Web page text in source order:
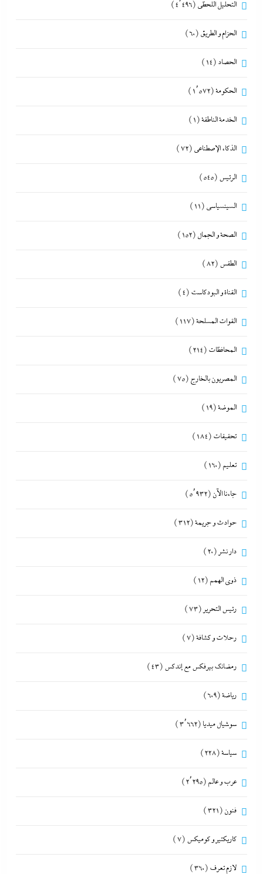
التحليل اللحظي (4٬496)
الحزام و الطريق (60)
الحصاد (14)
الحكومة(1٬572)
الخدمة الناطقة(1)
الذكاء الإصطناعي (72)
الرئيس (545)
السينسياسي (11)
الصحة و الجمال (152)
الطقس (82)
القناة و البودكاست (4)
القوات المسلحة(117)
المحافظات (214)
المصريون بالخارج (75)
الموضة(19)
تحقيقات (184)
تعليم (160)
جاءنا الآن (5٬932)
حوادث و جريمة(312)
دار نشر (20)
ذوى الهمم (12)
رئيس التحرير (73)
رحلات و كشافة(7)
رمضانك بيرفكس مع إندكس (43)
رياضة(609)
سوشيال ميديا (3٬662)
سياسة(228)
عرب و عالم (2٬295)
فنون (321)
كاريكتير و كوميكس (7)
لازم تعرف (360)